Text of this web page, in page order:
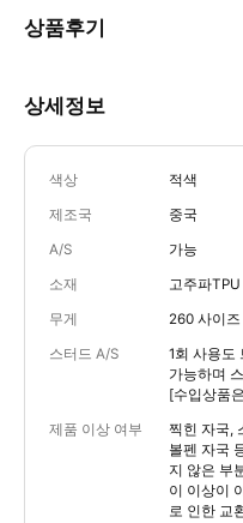
상품후기
상세정보
색상 적색
제조국 중국
A/S 가능
소재 고주파
무게 260 사이
스터드 A/S
1회 사용도
가능하며
[수입상품
제품 이상 여부
찍힌 자국,
볼펜 자국
지 않은 부
이 이상이
로 인한 교